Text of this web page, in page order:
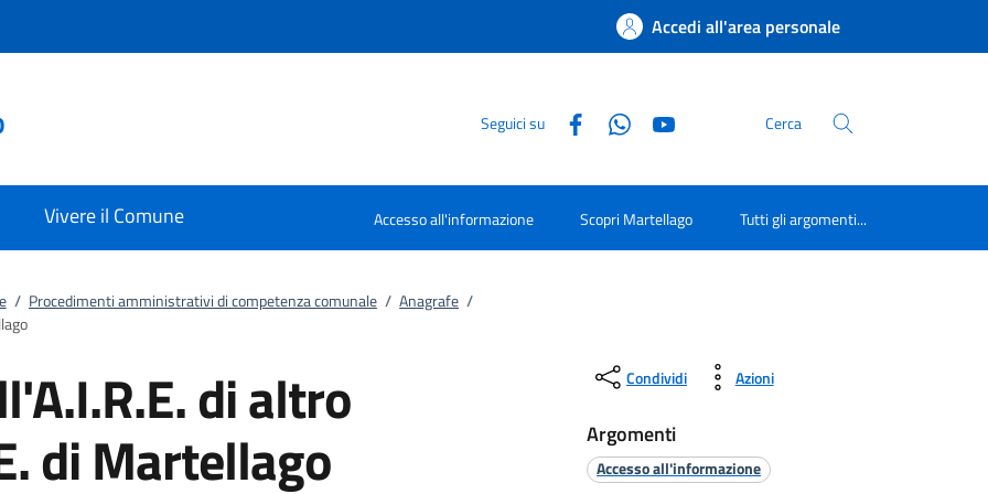
Accedi all'area personale
Seguici su Cerca
Vivere il Comune Accesso all'informazione Scopri Martellago Tutti gli argomenti...
/ Procedimenti amministrativi di competenza comunale / Anagrafe /
di altro
di Martellago
Condividi Azioni
Argomenti
Accesso all'informazione